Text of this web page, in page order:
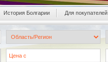
История Болгарии Для покупателей